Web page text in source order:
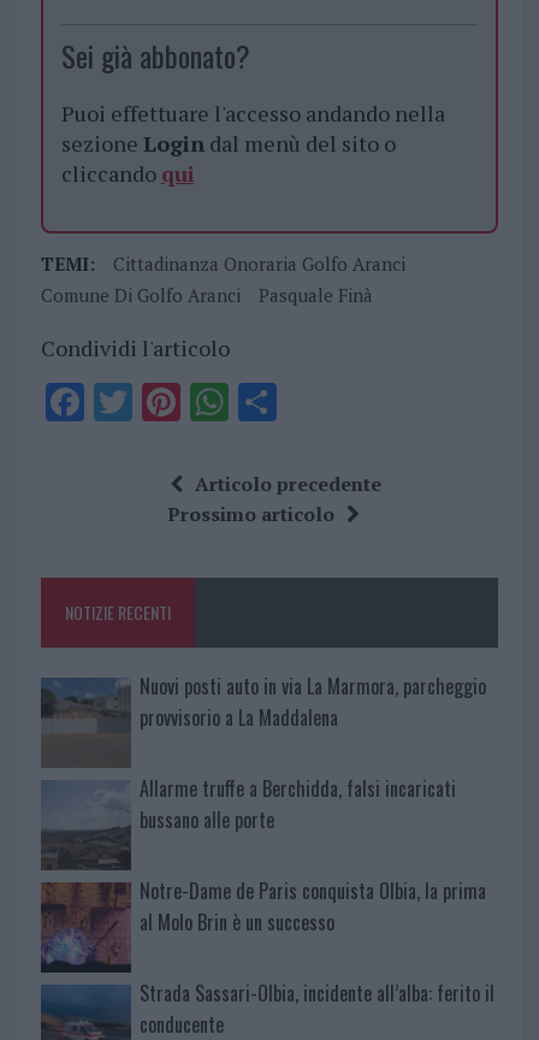
Sei già abbonato?
Puoi effettuare l'accesso andando nella
sezione Logindal menù del sito o
cliccando qui
TEMI:
Cittadinanza Onoraria Golfo Aranci
Comune Di Golfo Aranci
Pasquale Finà
Condividi l'articolo
F
o
k
T Pi
te
re
W
at
s
p
p
S
a
re
Articolo precedente
Prossimo articolo
NOTIZIE RECENTI
Nuovi posti auto in via La Marmora, parcheggio
provvisorio a La Maddalena
Allarme truffe a Berchidda, falsi incaricati
bussano alle porte
Notre-Dame de Paris conquista Olbia, la prima
al Molo Brin è un successo
Strada Sassari-Olbia, incidente all’alba: ferito il
conducente